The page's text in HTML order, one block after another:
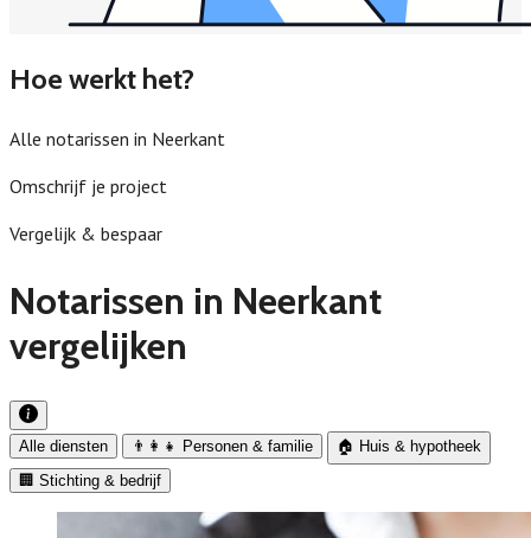
Hoe werkt het?
Alle notarissen in Neerkant
Omschrijf je project
Vergelijk & bespaar
Notarissen in Neerkant
vergelijken
Alle diensten 👨‍👩‍👧 Personen & familie
🏠 Huis & hypotheek
🏢 Stichting & bedrijf